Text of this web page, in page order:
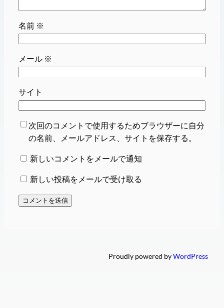
名前 ※
メール ※
サイト
次回のコメントで使用するためブラウザーに自分
の名前、メールアドレス、サイトを保存する。
新しいコメントをメールで通知
新しい投稿をメールで受け取る
Proudly powered byWordPress